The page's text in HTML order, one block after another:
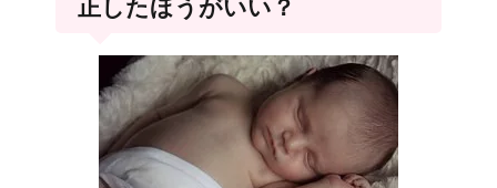
正したほうがいい？